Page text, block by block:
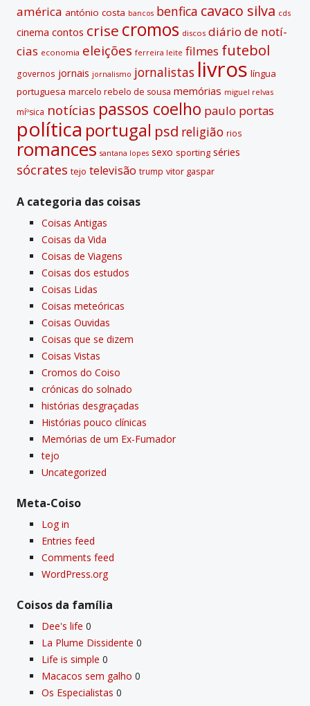
américa antónio costa bancos benfica cavaco silva cds
cinema contos crise cromos discos diário de notí­
cias economia eleições ferreira leite filmes futebol
governos jornais jornalismo jornalistas livros lí­ngua
portuguesa marcelo rebelo de sousa memórias miguel relvas
míºsica notí­cias passos coelho paulo portas
polí­tica portugal psd religião rios
romances santana lopes sexo sporting séries
sócrates tejo televisão trump vitor gaspar
A categoria das coisas
Coisas Antigas
Coisas da Vida
Coisas de Viagens
Coisas dos estudos
Coisas Lidas
Coisas meteóricas
Coisas Ouvidas
Coisas que se dizem
Coisas Vistas
Cromos do Coiso
crónicas do solnado
histórias desgraçadas
Histórias pouco clí­nicas
Memórias de um Ex-Fumador
tejo
Uncategorized
Meta-Coiso
Log in
Entries feed
Comments feed
WordPress.org
Coisos da famí­lia
Dee's life 0
La Plume Dissidente 0
Life is simple 0
Macacos sem galho 0
Os Especialistas 0